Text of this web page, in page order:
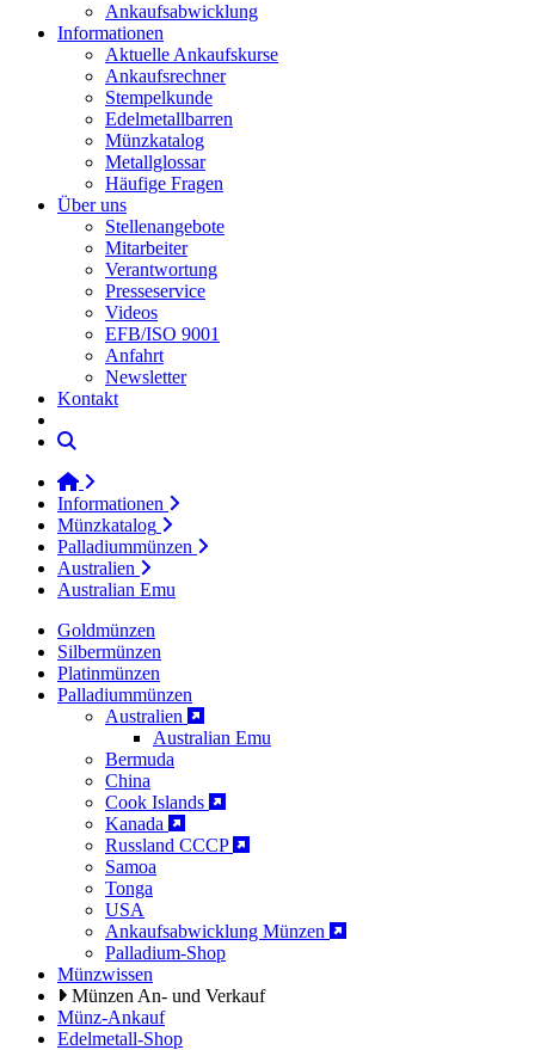
Ankaufsabwicklung
Informationen
Aktuelle Ankaufskurse
Ankaufsrechner
Stempelkunde
Edelmetallbarren
Münzkatalog
Metallglossar
Häufige Fragen
Über uns
Stellenangebote
Mitarbeiter
Verantwortung
Presseservice
Videos
EFB/ISO 9001
Anfahrt
Newsletter
Kontakt
Informationen
Münzkatalog
Palladiummünzen
Australien
Australian Emu
Goldmünzen
Silbermünzen
Platinmünzen
Palladiummünzen
Australien
Australian Emu
Bermuda
China
Cook Islands
Kanada
Russland CCCP
Samoa
Tonga
USA
Ankaufsabwicklung Münzen
Palladium-Shop
Münzwissen
Münzen An- und Verkauf
Münz-Ankauf
Edelmetall-Shop